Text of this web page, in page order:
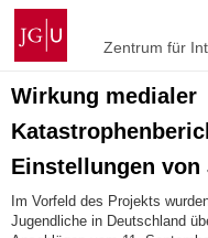
Zum
Inhalt
springen
Johannes
Gutenberg-
Universität
Mainz
Zentrum für
Wirkung medialer
Einstellungen von
Im Vorfeld des Projekts
Jugendliche in Deutschland